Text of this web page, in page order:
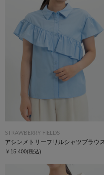
STRAWBERRY-FIELDS
アシンメトリーフリルシャツブラウス
￥15,400(税込)